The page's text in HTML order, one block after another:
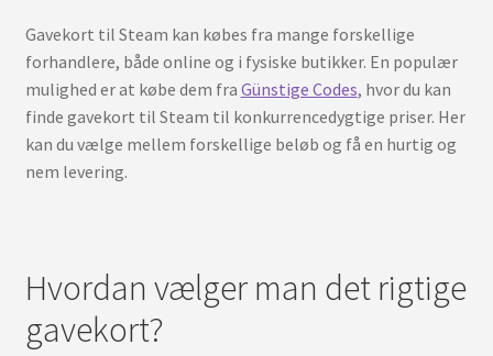
Gavekort til Steam kan købes fra mange forskellige
forhandlere, både online og i fysiske butikker. En populær
mulighed er at købe dem fra Günstige Codes, hvor du kan
finde gavekort til Steam til konkurrencedygtige priser. Her
kan du vælge mellem forskellige beløb og få en hurtig og
nem levering.
Hvordan vælger man det rigtige
gavekort?